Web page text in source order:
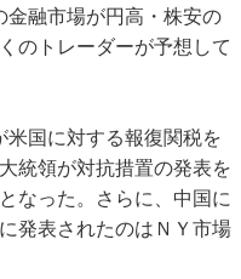
融市場が円高・株安の
のトレーダーが予想して
国に対する報復関税を
統領が対抗措置の発表を
なった。さらに、中国に
発表されたのはＮＹ市場